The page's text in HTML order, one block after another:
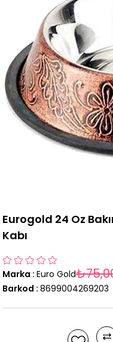
Eurogold 24 Oz
Kabı
Marka : Euro Gold
Barkod : 8699004269203